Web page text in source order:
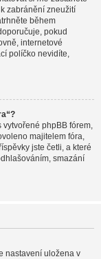
zabránění zneužití
během
pokud
internetové
políčko nevidíte,
vytvořené phpBB fórem,
majitelem fóra,
jste četli, a které
smazání
nastavení uložena v